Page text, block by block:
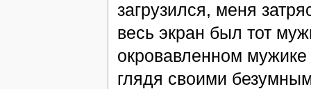
загрузился, меня
весь экран был тот
окровавленном
глядя своими